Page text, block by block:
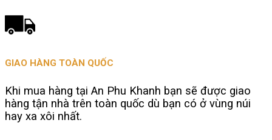
GIAO HÀNG TOÀN QUỐC
Khi mua hàng tại An Phu Khanh bạn sẽ được giao
hàng tận nhà trên toàn quốc dù bạn có ở vùng núi
hay xa xôi nhất.